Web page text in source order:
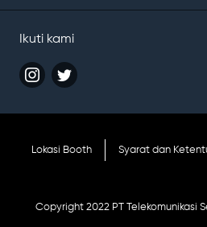
Ikuti kami
Catatan
Lokasi Booth Syarat dan
Copyright 2022 PT Telekomunikasi